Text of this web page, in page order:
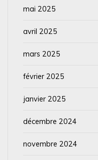
mai 2025
avril 2025
mars 2025
février 2025
janvier 2025
décembre 2024
novembre 2024